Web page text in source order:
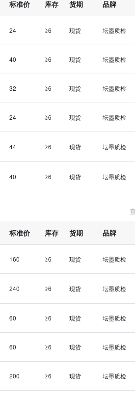
标准价 库存 货期 品牌
24 ≥6 现货 坛墨质检
40 ≥6 现货 坛墨质检
32 ≥6 现货 坛墨质检
24 ≥6 现货 坛墨质检
44 ≥6 现货 坛墨质检
40 ≥6 现货 坛墨质检
标准价 库存 货期 品牌
160 ≥6 现货 坛墨质检
240 ≥6 现货 坛墨质检
60 ≥6 现货 坛墨质检
60 ≥6 现货 坛墨质检
200 ≥6 现货 坛墨质检